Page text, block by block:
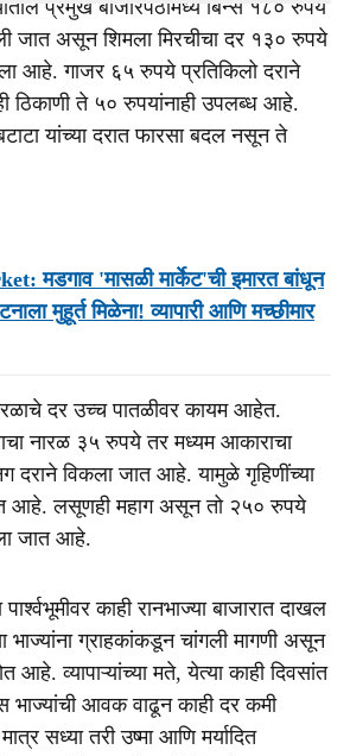
प्रमुख बाजारपेठांमध्ये बिन्स १८० रुपये
जात असून शिमला मिरचीचा दर १३० रुपये
आहे. गाजर ६५ रुपये प्रतिकिलो दराने
ठिकाणी ते ५० रुपयांनाही उपलब्ध आहे.
यांच्या दरात फारसा बदल नसून ते
मडगाव 'मासळी मार्केट'ची इमारत बांधून
मुहूर्त मिळेना! व्यापारी आणि मच्छीमार
दर उच्च पातळीवर कायम आहेत.
नारळ ३५ रुपये तर मध्यम आकाराचा
दराने विकला जात आहे. यामुळे गृहिणींच्या
आहे. लसूणही महाग असून तो २५० रुपये
जात आहे.
काही रानभाज्या बाजारात दाखल
ग्राहकांकडून चांगली मागणी असून
आहे. व्यापाऱ्यांच्या मते, येत्या काही दिवसांत
भाज्यांची आवक वाढून काही दर कमी
सध्या तरी उष्मा आणि मर्यादित